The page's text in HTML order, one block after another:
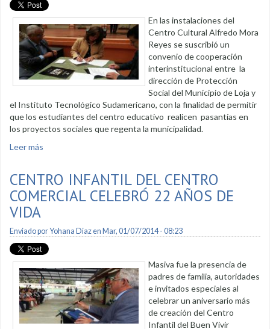
En las instalaciones del
Centro Cultural Alfredo Mora
Reyes se suscribió un
convenio de cooperación
interinstitucional entre la
dirección de Protección
Social del Municipio de Loja y
el Instituto Tecnológico Sudamericano, con la finalidad de permitir
que los estudiantes del centro educativo realicen pasantías en
los proyectos sociales que regenta la municipalidad.
Leer más
CENTRO INFANTIL DEL CENTRO
COMERCIAL CELEBRÓ 22 AÑOS DE
VIDA
Enviado porYohana Diazen Mar, 01/07/2014 - 08:23
Masiva fue la presencia de
padres de familia, autoridades
e invitados especiales al
celebrar un aniversario más
de creación del Centro
Infantil del Buen Vivir